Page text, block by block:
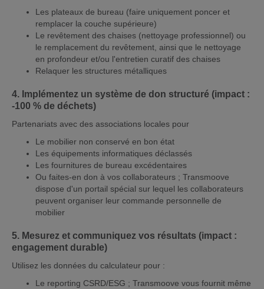
Les plateaux de bureau (faire uniquement poncer et
remplacer la couche supérieure)
Le revêtement des chaises (nettoyage professionnel) ou
le remplacement du revêtement, ainsi que le nettoyage
en profondeur et/ou l'entretien curatif des chaises
Relaquer les structures métalliques
4. Implémentez un système de don structuré (impact :
-100 % de déchets)
Partenariats avec des associations locales pour
Le mobilier non conservé en bon état
Les équipements informatiques déclassés
Les fournitures de bureau excédentaires
Ou faites-en don à vos collaborateurs ; Transmoove
dispose d'un portail spécial sur lequel les collaborateurs
peuvent organiser leur commande personnelle de
mobilier
5. Mesurez et communiquez vos résultats (impact :
engagement durable)
Utilisez les données du calculateur pour :
Le reporting CSRD/ESG ; Transmoove vous fournit même